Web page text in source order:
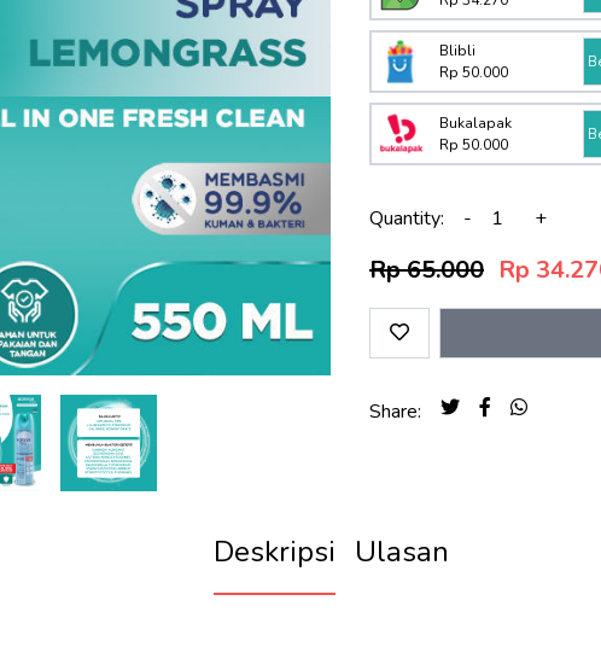
Blibli
Rp 50.000
Bukalapak
Rp 50.000
Quantity: - +
Rp 65.000 Rp
Share:
Deskripsi Ulasan